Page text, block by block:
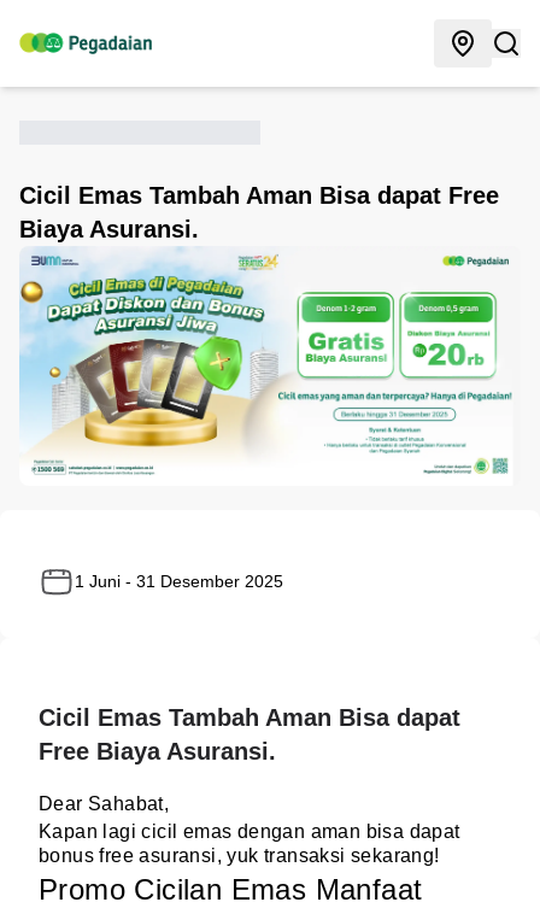
Cicil Emas Tambah Aman Bisa dapat Free
Biaya Asuransi.
Cicil Emas Tambah Aman Bisa dapat
Free Biaya Asuransi.
Dear Sahabat,
Kapan lagi cicil emas dengan aman bisa dapat
bonus free asuransi, yuk transaksi sekarang!
Promo Cicilan Emas Manfaat
1 Juni - 31 Desember 2025